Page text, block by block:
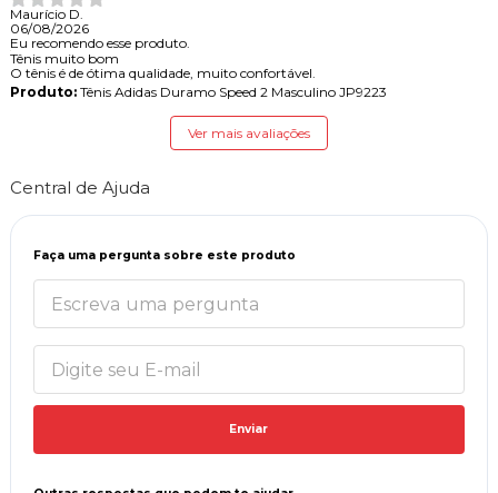
Maurício D.
06/08/2026
Eu recomendo esse produto.
Tênis muito bom
O tênis é de ótima qualidade, muito confortável.
Produto:Tênis Adidas Duramo Speed 2 Masculino JP9223
Ver mais avaliações
Central de Ajuda
Faça uma pergunta sobre este produto
Enviar